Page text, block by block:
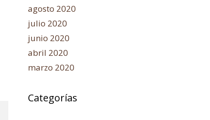
agosto 2020
julio 2020
junio 2020
abril 2020
marzo 2020
Categorías